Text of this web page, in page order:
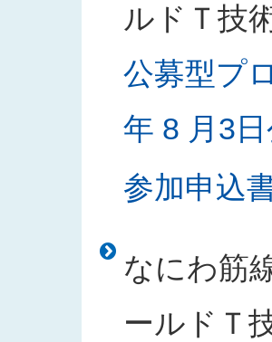
ルドＴ技
公募型プ
年 8 月3
参加申込
なにわ筋
ールドＴ